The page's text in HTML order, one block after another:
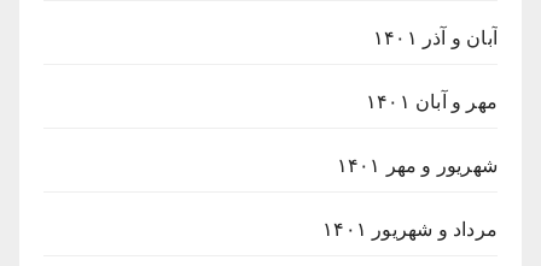
آبان و آذر ۱۴۰۱
مهر و آبان ۱۴۰۱
شهریور و مهر ۱۴۰۱
مرداد و شهریور ۱۴۰۱